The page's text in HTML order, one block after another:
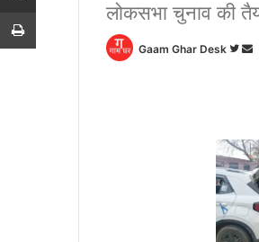
लोकसभा चुनाव की
Gaam Ghar Desk